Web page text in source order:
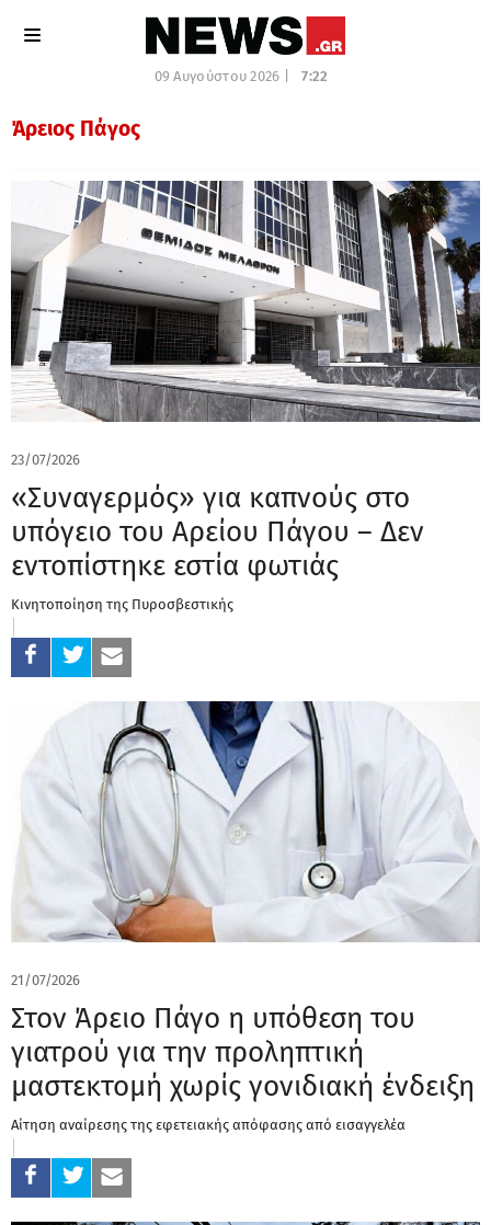
09 Αυγούστου 2026 | 7:22
Άρειος Πάγος
23/07/2026
«Συναγερμός» για καπνούς στο
υπόγειο του Αρείου Πάγου – Δεν
εντοπίστηκε εστία φωτιάς
Κινητοποίηση της Πυροσβεστικής
21/07/2026
Στον Άρειο Πάγο η υπόθεση του
γιατρού για την προληπτική
μαστεκτομή χωρίς γονιδιακή ένδειξη
Αίτηση αναίρεσης της εφετειακής απόφασης από εισαγγελέα